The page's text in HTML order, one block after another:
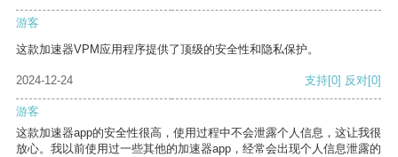
游客
这款加速器VPM应用程序提供了顶级的安全性和隐私保护。
2024-12-24 支持[0] 反对[0]
游客
这款加速器app的安全性很高，使用过程中不会泄露个人信息，这让我很
放心。我以前使用过一些其他的加速器app，经常会出现个人信息泄露的